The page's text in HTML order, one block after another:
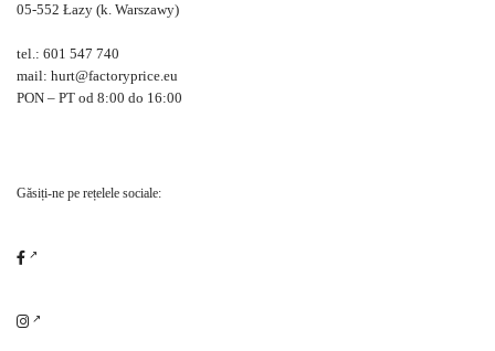
05-552 Łazy (k. Warszawy)
tel.: 601 547 740
mail: hurt@factoryprice.eu
PON – PT od 8:00 do 16:00
Găsiți-ne pe rețelele sociale: